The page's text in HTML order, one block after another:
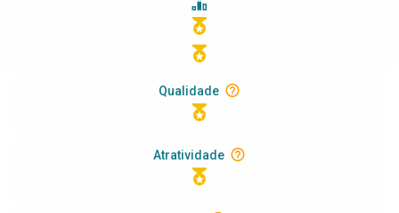
Qualidade
Atratividade